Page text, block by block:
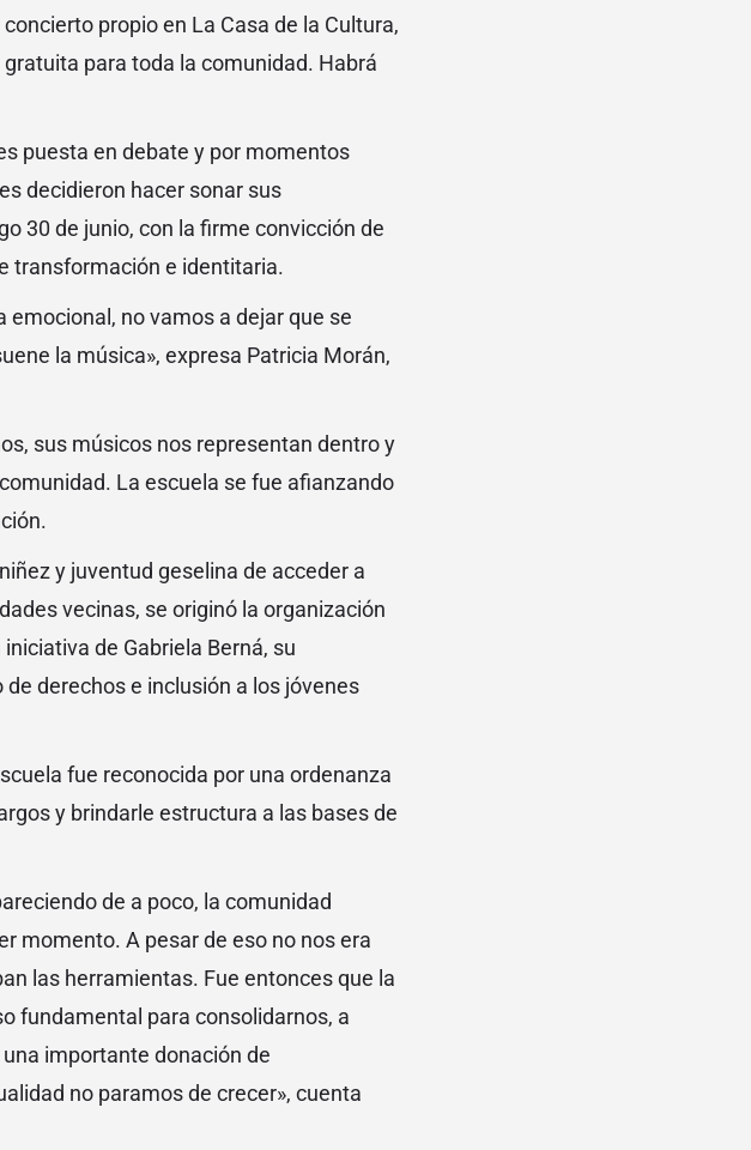
propio en La Casa de la Cultura,
para toda la comunidad. Habrá
puesta en debate y por momentos
decidieron hacer sonar sus
30 de junio, con la firme convicción de
transformación e identitaria.
emocional, no vamos a dejar que se
la música», expresa Patricia Morán,
sus músicos nos representan dentro y
La escuela se fue afianzando
y juventud geselina de acceder a
vecinas, se originó la organización
de Gabriela Berná, su
derechos e inclusión a los jóvenes
fue reconocida por una ordenanza
y brindarle estructura a las bases de
de a poco, la comunidad
momento. A pesar de eso no nos era
las herramientas. Fue entonces que la
fundamental para consolidarnos, a
importante donación de
no paramos de crecer», cuenta